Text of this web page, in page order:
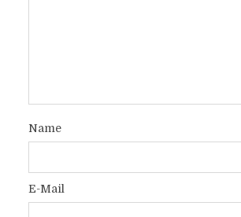
Name
E-Mail